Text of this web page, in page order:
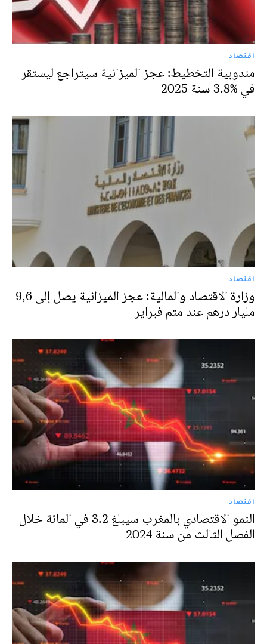
اقتصاد
مندوبية التخطيط: عجز الميزانية سيتراجع ليستقر
في %3.8 سنة 2025
اقتصاد
وزارة الاقتصاد والمالية: عجز الميزانية يصل إلى 9,6
مليار درهم عند متم فبراير
اقتصاد
النمو الاقتصادي بالمغرب سيبلغ 3.2 في المائة خلال
الفصل الثالث من سنة 2024